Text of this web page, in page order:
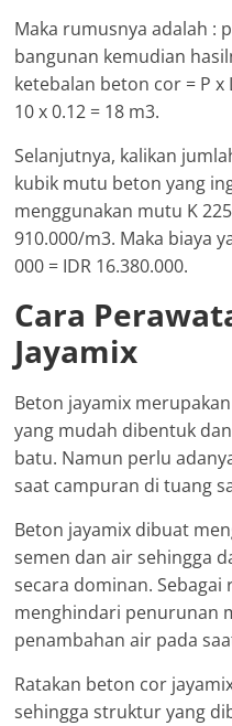
Maka rumusnya adalah :
bangunan kemudian
ketebalan beton cor = P x
10 x 0.12 = 18 m3.
Selanjutnya, kalikan
kubik mutu beton yang
menggunakan mutu K
910.000/m3. Maka biaya
000 = IDR 16.380.000.
Cara
Jayamix
Beton jayamix
yang mudah dibentuk
batu. Namun perlu
saat campuran di tuang
Beton jayamix dibuat
semen dan air sehingga
secara dominan.
menghindari penurunan
penambahan air pada
Ratakan beton cor
sehingga struktur yang